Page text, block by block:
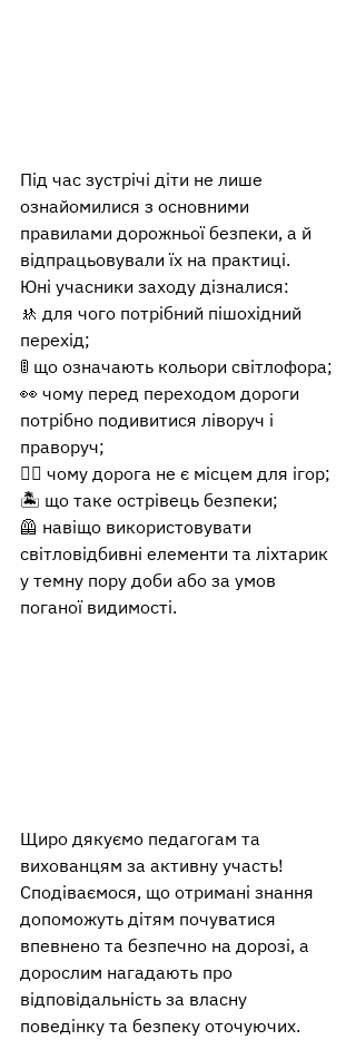
Під час зустрічі діти не лише
ознайомилися з основними
правилами дорожньої безпеки, а й
відпрацьовували їх на практиці.
Юні учасники заходу дізналися:
🚸 для чого потрібний пішохідний
перехід;
🚦 що означають кольори світлофора;
👀 чому перед переходом дороги
потрібно подивитися ліворуч і
праворуч;
🤾‍♀️ чому дорога не є місцем для ігор;
🏝️ що таке острівець безпеки;
🦺 навіщо використовувати
світловідбивні елементи та ліхтарик
у темну пору доби або за умов
поганої видимості.
Щиро дякуємо педагогам та
вихованцям за активну участь!
Сподіваємося, що отримані знання
допоможуть дітям почуватися
впевнено та безпечно на дорозі, а
дорослим нагадають про
відповідальність за власну
поведінку та безпеку оточуючих.